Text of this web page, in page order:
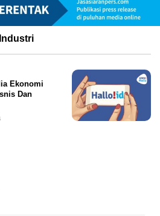
Ekonomi
Dan